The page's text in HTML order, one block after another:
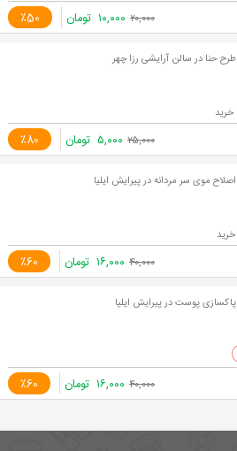
٪50 ۲۰,۰۰۰ ۱۰,۰۰۰ تومان
طرح حنا در سالن آرایشی رزا چهر
٪80 ۲۵,۰۰۰ ۵,۰۰۰ تومان
اصلاح موی سر مردانه در پیرایش ایلیا
٪60 ۴۰,۰۰۰ ۱۶,۰۰۰ تومان
پاکسازی پوست در پیرایش ایلیا
٪60 ۴۰,۰۰۰ ۱۶,۰۰۰ تومان